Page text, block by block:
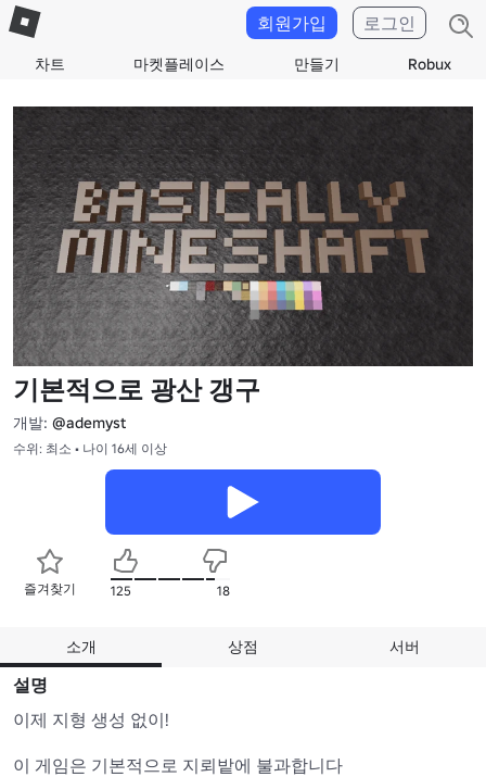
차트 마켓플레이스 만들기 Robux
회원가입 로그인
기본적으로 광산 갱구
개발: @ademyst
수위: 최소 • 나이 16세 이상
즐겨찾기 125 18
소개 상점 서버
설명
이제 지형 생성 없이!
이 게임은 기본적으로 지뢰밭에 불과합니다